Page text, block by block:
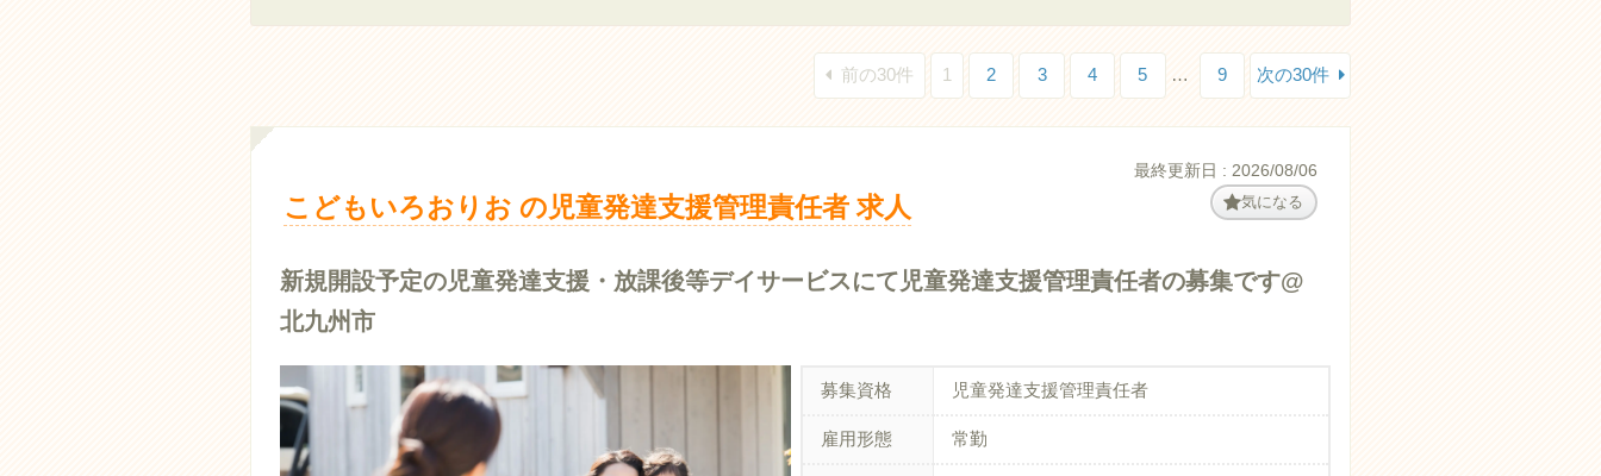
前の30件 1 2 3 4 5 … 9 次の30件
最終更新日 : 2026/08/06
こどもいろおりお の児童発達支援管理責任者 求人 気になる
新規開設予定の児童発達支援・放課後等デイサービスにて児童発達支援管理責任者の募集です@
北九州市
募集資格 児童発達支援管理責任者
雇用形態 常勤